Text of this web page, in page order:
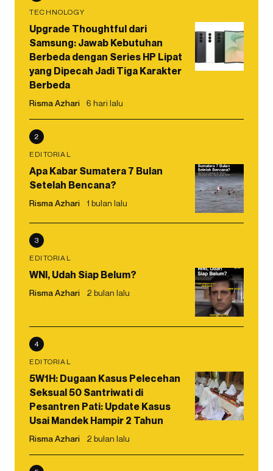
TECHNOLOGY
Upgrade Thoughtful dari
Samsung: Jawab Kebutuhan
Berbeda dengan Series HP Lipat
yang Dipecah Jadi Tiga Karakter
Berbeda
Risma Azhari 6 hari lalu
2
EDITORIAL
Apa Kabar Sumatera 7 Bulan
Setelah Bencana?
Risma Azhari 1 bulan lalu
3
EDITORIAL
WNI, Udah Siap Belum?
Risma Azhari 2 bulan lalu
4
EDITORIAL
5W1H: Dugaan Kasus Pelecehan
Seksual 50 Santriwati di
Pesantren Pati: Update Kasus
Usai Mandek Hampir 2 Tahun
Risma Azhari 2 bulan lalu